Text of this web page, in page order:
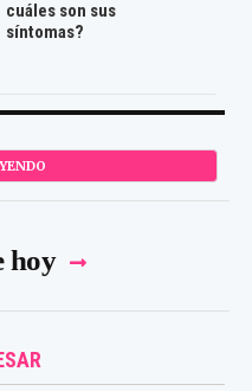
cuáles son sus
síntomas?
hoy